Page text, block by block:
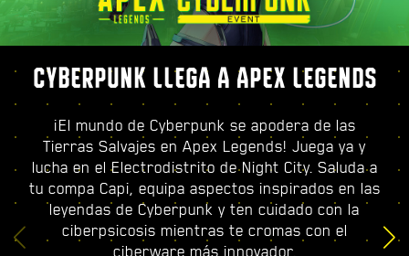
CYBERPUNK LLEGA A APEX LEGENDS
¡El mundo de Cyberpunk se apodera de las
Tierras Salvajes en Apex Legends! Juega ya y
lucha en el Electrodistrito de Night City. Saluda a
tu compa Capi, equipa aspectos inspirados en las
leyendas de Cyberpunk y ten cuidado con la
ciberpsicosis mientras te cromas con el
ciberware más innovador.